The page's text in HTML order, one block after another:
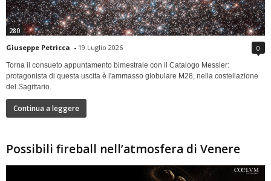
280
Giuseppe Petricca - 19 Luglio 2026 0
Torna il consueto appuntamento bimestrale con il Catalogo Messier:
protagonista di questa uscita è l'ammasso globulare M28, nella costellazione
del Sagittario.
Continua a leggere
Possibili fireball nell’atmosfera di Venere